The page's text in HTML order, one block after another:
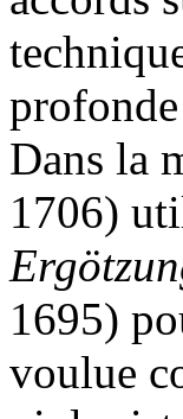
Dans la
1706)
1695)
voulue